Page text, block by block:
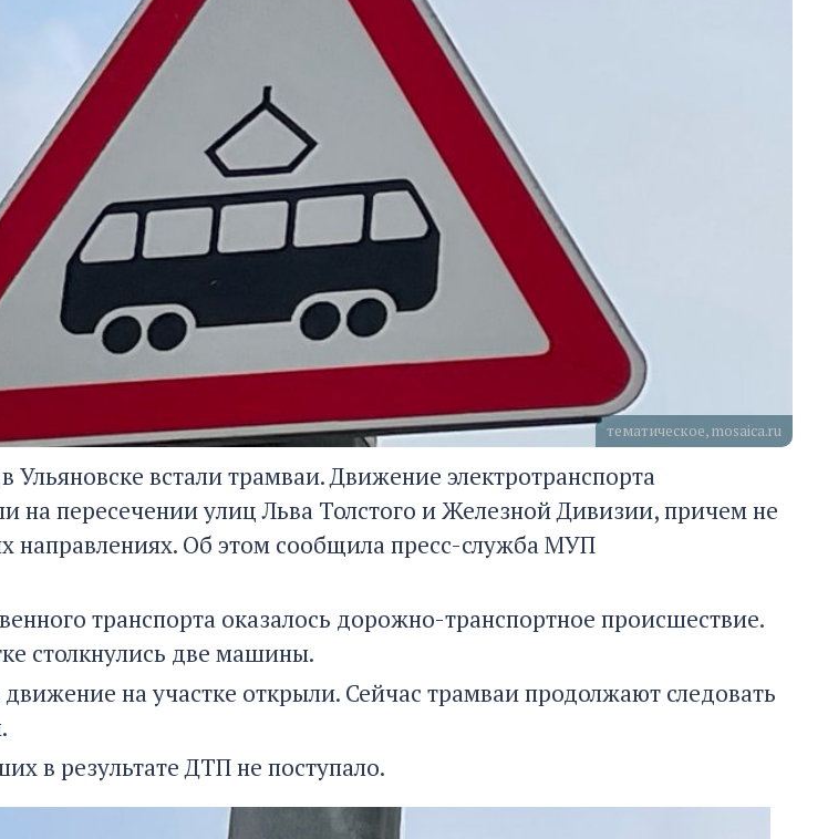
тематическое, mosaica.ru
Ульяновске встали трамваи. Движение электротранспорта
на пересечении улиц Льва Толстого и Железной Дивизии, причем не
направлениях. Об этом сообщила пресс-служба МУП
транспорта оказалось дорожно-транспортное происшествие.
столкнулись две машины.
движение на участке открыли. Сейчас трамваи продолжают следовать
в результате ДТП не поступало.